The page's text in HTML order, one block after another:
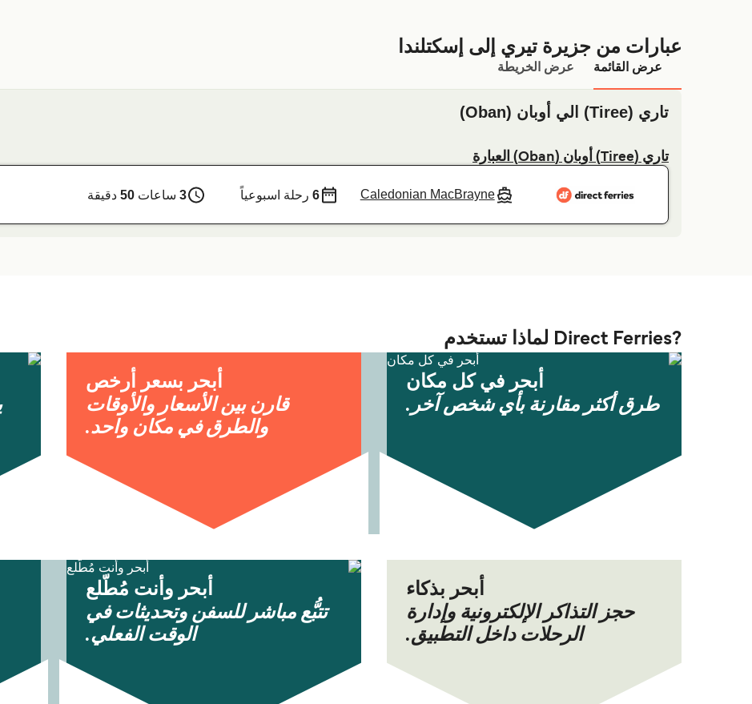
عبارات من جزيرة تيري إلى إسكتلندا
عرض القائمة عرض الخريطة
تاري (Tiree) الي أوبان (Oban)
تاري (Tiree) أوبان (Oban) العبارة
Caledonian MacBrayne
6 رحلة اسبوعياً 3ساعات 50دقيقة
?Direct Ferries لماذا تستخدم
أبحر في كل مكان
طرق أكثر مقارنة بأي شخص آخر.
أبحر بسعر أرخص
قارن بين الأسعار والأوقات
والطرق في مكان واحد.
أبحر بذكاء
حجز التذاكر الإلكترونية وإدارة
الرحلات داخل التطبيق.
أبحر وأنت مُطّلع
تتبُّع مباشر للسفن وتحديثات في
الوقت الفعلي.